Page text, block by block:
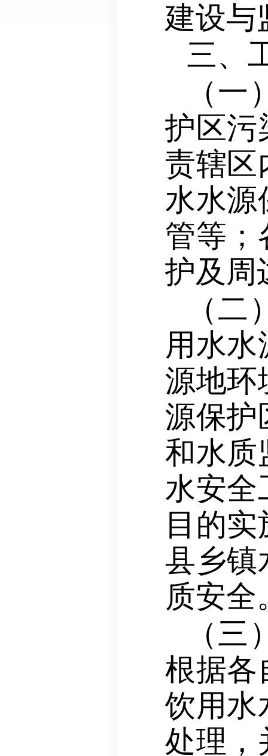
建设与
三、
（
护区污
责辖区
水水源
管等；
护及周
（
用水
源地环
源保护
和水质
水安全
目的
县乡镇
质安全
（
根据各
饮用水
处理，